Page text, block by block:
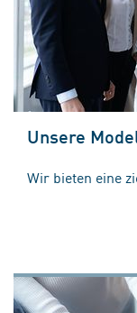
Unsere
Wir bieten eine